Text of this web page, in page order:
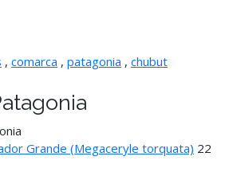
, comarca , patagonia , chubut
Grande (Megaceryle torquata) 22